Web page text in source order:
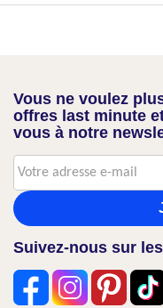
Vous ne voulez
offres last minute
vous à notre
Suivez-nous sur